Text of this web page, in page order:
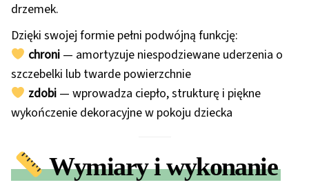
drzemek.
Dzięki swojej formie pełni podwójną funkcję:
chroni— amortyzuje niespodziewane uderzenia o
szczebelki lub twarde powierzchnie
zdobi— wprowadza ciepło, strukturę i piękne
wykończenie dekoracyjne w pokoju dziecka
Wymiary i wykonanie